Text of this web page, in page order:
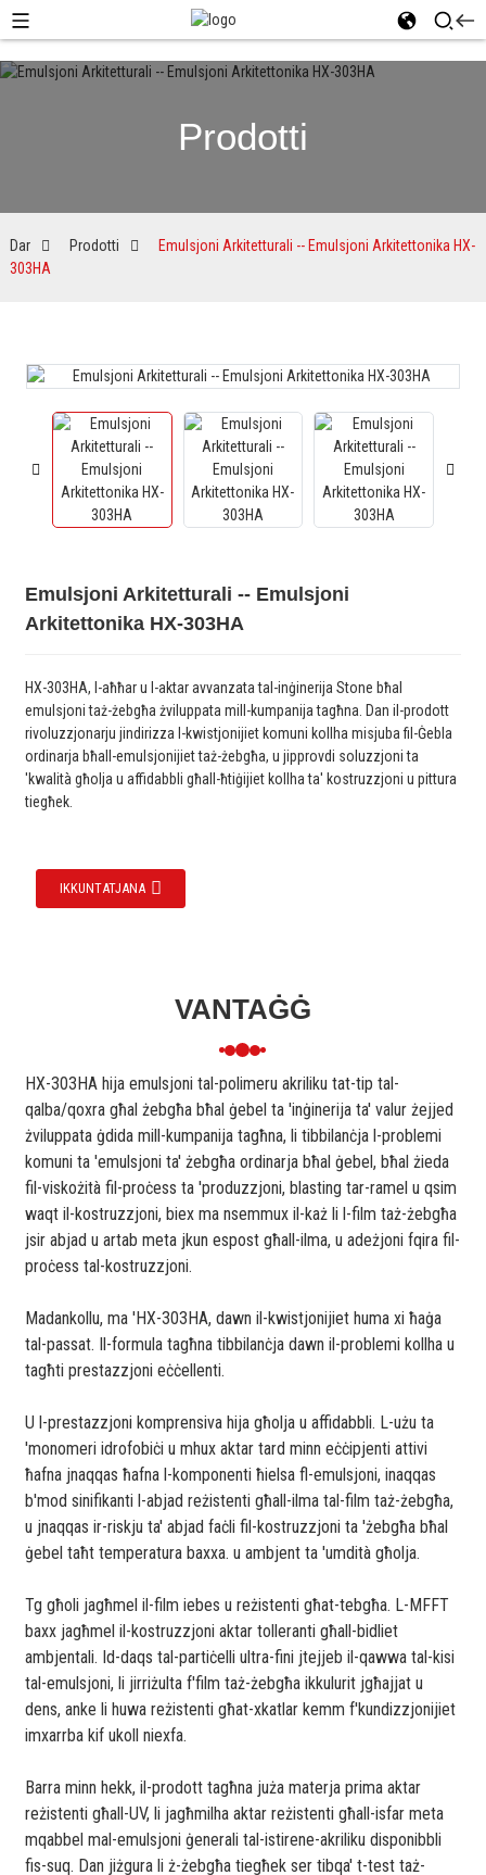
Prodotti
Dar Prodotti
Emulsjoni Arkitetturali -- Emulsjoni Arkitettonika HX-
303HA
Emulsjoni Arkitetturali -- Emulsjoni
Arkitettonika HX-303HA
HX-303HA, l-aħħar u l-aktar avvanzata tal-inġinerija Stone bħal
emulsjoni taż-żebgħa żviluppata mill-kumpanija tagħna. Dan il-prodott
rivoluzzjonarju jindirizza l-kwistjonijiet komuni kollha misjuba fil-Ġebla
ordinarja bħall-emulsjonijiet taż-żebgħa, u jipprovdi soluzzjoni ta
'kwalità għolja u affidabbli għall-ħtiġijiet kollha ta' kostruzzjoni u pittura
tiegħek.
IKKUNTATJANA
VANTAĠĠ
HX-303HA hija emulsjoni tal-polimeru akriliku tat-tip tal-
qalba/qoxra għal żebgħa bħal ġebel ta 'inġinerija ta' valur żejjed
żviluppata ġdida mill-kumpanija tagħna, li tibbilanċja l-problemi
komuni ta 'emulsjoni ta' żebgħa ordinarja bħal ġebel, bħal żieda
fil-viskożità fil-proċess ta 'produzzjoni, blasting tar-ramel u qsim
waqt il-kostruzzjoni, biex ma nsemmux il-każ li l-film taż-żebgħa
jsir abjad u artab meta jkun espost għall-ilma, u adeżjoni fqira fil-
proċess tal-kostruzzjoni.
Madankollu, ma 'HX-303HA, dawn il-kwistjonijiet huma xi ħaġa
tal-passat. Il-formula tagħna tibbilanċja dawn il-problemi kollha u
tagħti prestazzjoni eċċellenti.
U l-prestazzjoni komprensiva hija għolja u affidabbli. L-użu ta
'monomeri idrofobiċi u mhux aktar tard minn eċċipjenti attivi
ħafna jnaqqas ħafna l-komponenti ħielsa fl-emulsjoni, inaqqas
b'mod sinifikanti l-abjad reżistenti għall-ilma tal-film taż-żebgħa,
u jnaqqas ir-riskju ta' abjad faċli fil-kostruzzjoni ta 'żebgħa bħal
ġebel taħt temperatura baxxa. u ambjent ta 'umdità għolja.
Tg għoli jagħmel il-film iebes u reżistenti għat-tebgħa. L-MFFT
baxx jagħmel il-kostruzzjoni aktar tolleranti għall-bidliet
ambjentali. Id-daqs tal-partiċelli ultra-fini jtejjeb il-qawwa tal-kisi
tal-emulsjoni, li jirriżulta f'film taż-żebgħa ikkulurit jgħajjat ​​u
dens, anke li huwa reżistenti għat-xkatlar kemm f'kundizzjonijiet
imxarrba kif ukoll niexfa.
Barra minn hekk, il-prodott tagħna juża materja prima aktar
reżistenti għall-UV, li jagħmilha aktar reżistenti għall-isfar meta
mqabbel mal-emulsjoni ġenerali tal-istirene-akriliku disponibbli
fis-suq. Dan jiżgura li ż-żebgħa tiegħek ser tibqa' t-test taż-